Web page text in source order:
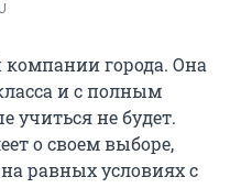
компании города. Она
и с полным
учиться не будет.
о своем выборе,
равных условиях с